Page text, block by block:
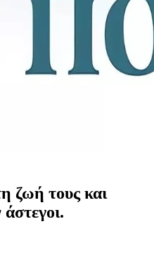
ζωή τους και